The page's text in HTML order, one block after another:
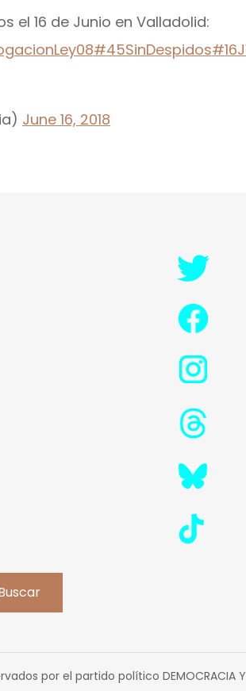
el 16 de Junio en Valladolid:
#45SinDespidos
June 16, 2018
por el partido político DEMOCRACIA Y